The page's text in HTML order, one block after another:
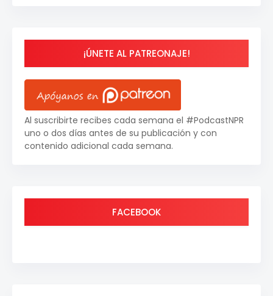
¡ÚNETE AL PATREONAJE!
Al suscribirte recibes cada semana el #PodcastNPR
uno o dos días antes de su publicación y con
contenido adicional cada semana.
FACEBOOK